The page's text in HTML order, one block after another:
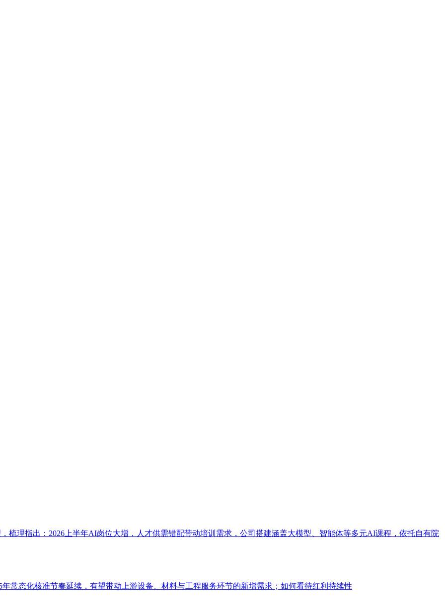
梳理指出：2026上半年AI岗位大增，人才供需错配带动培训需求，公司搭建涵盖大模型、智能体等多元AI课程，依托自有院
年常态化核准节奏延续，有望带动上游设备、材料与工程服务环节的新增需求；如何看待红利持续性